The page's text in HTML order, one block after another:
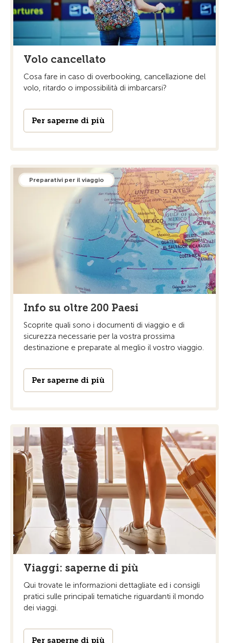
Volo cancellato
Cosa fare in caso di overbooking, cancellazione del
volo, ritardo o impossibilità di imbarcarsi?
Per saperne di più
Preparativi per il viaggio
Info su oltre 200 Paesi
Scoprite quali sono i documenti di viaggio e di
sicurezza necessarie per la vostra prossima
destinazione e preparate al meglio il vostro viaggio.
Per saperne di più
Viaggi: saperne di più
Qui trovate le informazioni dettagliate ed i consigli
pratici sulle principali tematiche riguardanti il mondo
dei viaggi.
Per saperne di più